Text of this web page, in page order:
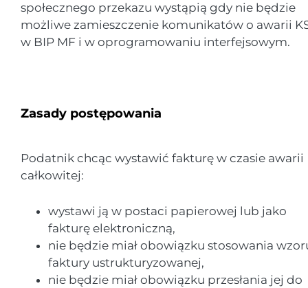
społecznego przekazu wystąpią gdy nie będzie
możliwe zamieszczenie komunikatów o awarii
w BIP MF i w oprogramowaniu interfejsowym.
Zasady postępowania
Podatnik chcąc wystawić fakturę w czasie awarii
całkowitej:
wystawi ją w postaci papierowej lub jako
fakturę elektroniczną,
nie będzie miał obowiązku stosowania
faktury ustrukturyzowanej,
nie będzie miał obowiązku przesłania jej do